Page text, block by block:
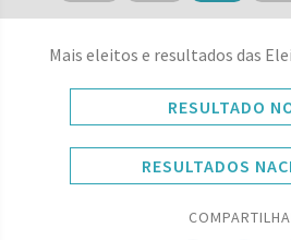
Mais eleitos e resultados das
RESULTADO
RESULTADOS